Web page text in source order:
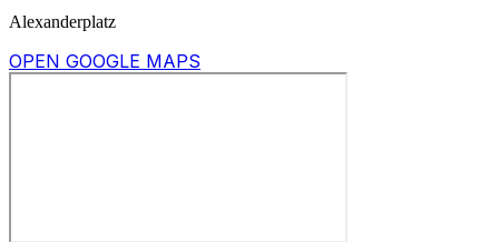
Alexanderplatz
OPEN GOOGLE MAPS